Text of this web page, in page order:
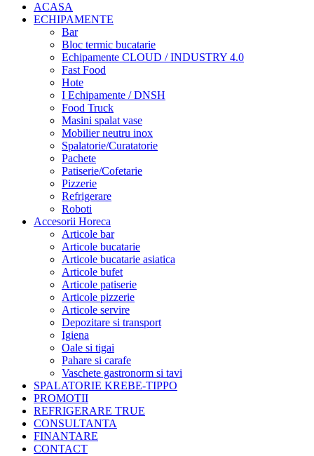
ACASA
ECHIPAMENTE
Bar
Bloc termic bucatarie
Echipamente CLOUD / INDUSTRY 4.0
Fast Food
Hote
I Echipamente / DNSH
Food Truck
Masini spalat vase
Mobilier neutru inox
Spalatorie/Curatatorie
Pachete
Patiserie/Cofetarie
Pizzerie
Refrigerare
Roboti
Accesorii Horeca
Articole bar
Articole bucatarie
Articole bucatarie asiatica
Articole bufet
Articole patiserie
Articole pizzerie
Articole servire
Depozitare si transport
Igiena
Oale si tigai
Pahare si carafe
Vaschete gastronorm si tavi
SPALATORIE KREBE-TIPPO
PROMOTII
REFRIGERARE TRUE
CONSULTANTA
FINANTARE
CONTACT